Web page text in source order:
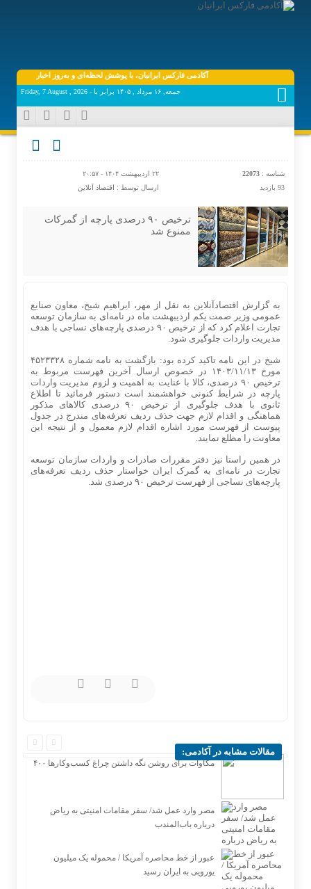
آکادمی فارکس ایرانیان، با پوشش لحظه‌ای و به‌روز اخبار روز اقتصاد
جمعه, ۱۶ مرداد , ۱۴۰۵ برابر با - Friday, 7 August , 2026
شناسه : 22073
۲۲ اردیبهشت ۱۴۰۴ - ۲۰:۵۷
93 بازدید
ارسال توسط : اقتصاد آنلاین
ترخیص ۹۰ درصدی پارچه از گمرکات
ممنوع شد
به گزارش اقتصادآنلاین به نقل از مهر، ابراهیم شیخ، معاون صنایع
عمومی وزیر صمت یکم اردیبهشت ماه در نامه‌ای به سازمان توسعه
تجارت اعلام کرد که از ترخیص ۹۰ درصدی پارچه‌های نساجی با هدف
مدیریت واردات جلوگیری شود.
شیخ در این نامه تاکید کرده بود: بازگشت به نامه شماره ۴۵۲۳۳۲۸
مورخ ۱۴۰۳/۱۱/۱۳ در خصوص ارسال آخرین فهرست مربوط به
ترخیص ۹۰ درصدی، کالا با عنایت به اهمیت و لزوم مدیریت واردات
پارچه در شرایط کنونی خواهشمند است دستور فرمائید تا اطلاع
ثانوی با هدف جلوگیری از ترخیص ۹۰ درصدی کالاهای مذکور
هماهنگی و اقدام لازم جهت حذف ردیف تعرفه‌های مندرج در جدول
پیوست از فهرست مورد اشاره اقدام لازم معمول و از نتیجه این
معاونت را مطلع نمایند.
در همین راستا نیز دفتر مقررات صادرات و واردات سازمان توسعه
تجارت در نامه‌ای به گمرک ایران خواستار حذف ردیف تعرفه‌های
پارچه‌های نساجی از فهرست ترخیص ۹۰ درصدی شد.
مقالات مشابه در آکادمی:
۴۰۰ مگاوات برای روشن نگه داشتن چراغ کسب‌وکار‌ها
مصر وارد عمل شد/ سفر مقامات امنیتی به ریاض
درباره باب‌المندب
عبور از خط محاصره آمریکا / محموله یک میلیون
یورویی به ایران رسید